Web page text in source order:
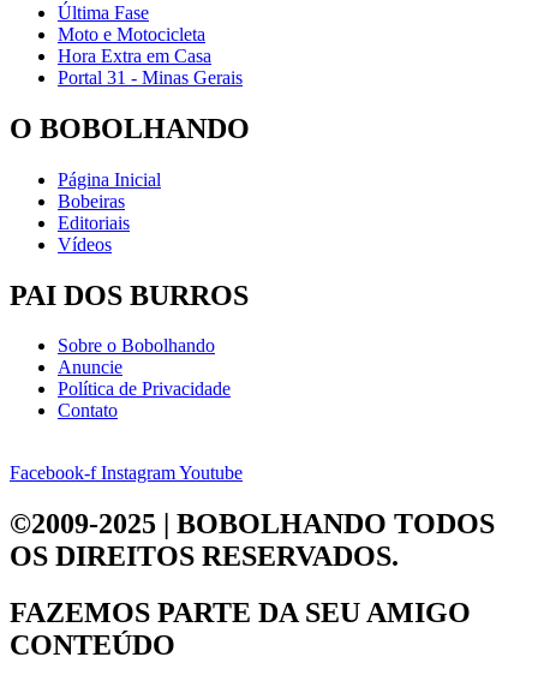
Última Fase
Moto e Motocicleta
Hora Extra em Casa
Portal 31 - Minas Gerais
O BOBOLHANDO
Página Inicial
Bobeiras
Editoriais
Vídeos
PAI DOS BURROS
Sobre o Bobolhando
Anuncie
Política de Privacidade
Contato
Facebook-f InstagramYoutube
©2009-2025 | BOBOLHANDO TODOS
OS DIREITOS RESERVADOS.
FAZEMOS PARTE DA SEU AMIGO
CONTEÚDO